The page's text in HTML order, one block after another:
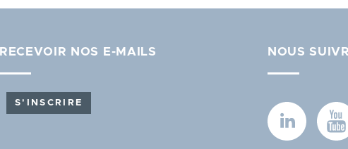
RECEVOIR NOS E-MAILS
S'INSCRIRE
NOUS